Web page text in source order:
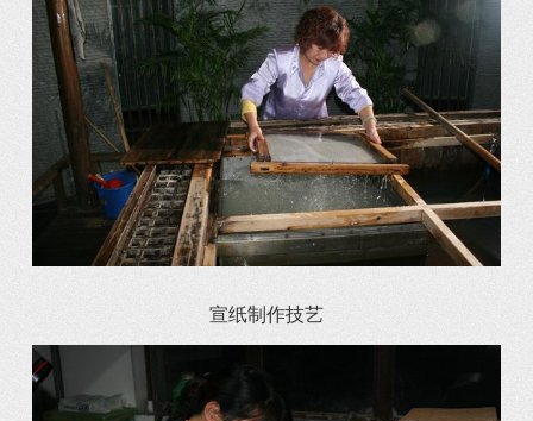
宣纸制作技艺